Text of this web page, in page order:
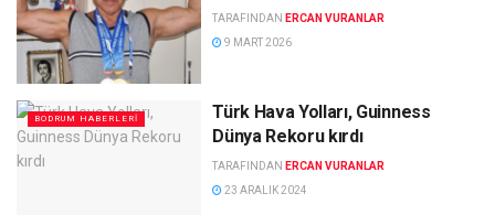
TARAFINDAN ERCAN VURANLAR
9 MART 2026
BODRUM HABERLERI
Türk Hava Yolları, Guinness
Dünya Rekoru kırdı
TARAFINDAN ERCAN VURANLAR
23 ARALIK 2024